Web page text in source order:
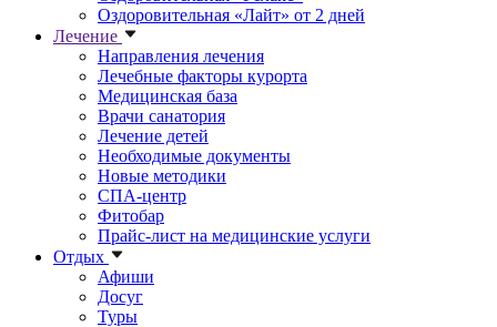
Оздоровительная «Лайт» от 2 дней
Лечение
Направления лечения
Лечебные факторы курорта
Медицинская база
Врачи санатория
Лечение детей
Необходимые документы
Новые методики
СПА-центр
Фитобар
Прайс-лист на медицинские услуги
Отдых
Афиши
Досуг
Туры